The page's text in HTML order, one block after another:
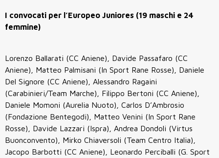
I convocati per l’Europeo Juniores (19 maschi e 24
femmine)
Lorenzo Ballarati (CC Aniene), Davide Passafaro (CC
Aniene), Matteo Palmisani (In Sport Rane Rosse), Daniele
Del Signore (CC Aniene), Alessandro Ragaini
(Carabinieri/Team Marche), Filippo Bertoni (CC Aniene),
Daniele Momoni (Aurelia Nuoto), Carlos D’Ambrosio
(Fondazione Bentegodi), Matteo Venini (In Sport Rane
Rosse), Davide Lazzari (Ispra), Andrea Dondoli (Virtus
Buonconvento), Mirko Chiaversoli (Team Centro Italia),
Jacopo Barbotti (CC Aniene), Leonardo Perciballi (G. Sport